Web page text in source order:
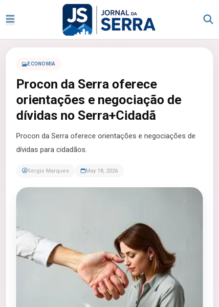
ECONOMIA
Procon da Serra oferece
orientações e negociação de
dívidas no Serra+Cidadã
Procon da Serra oferece orientações e negociações de
dívidas para cidadãos.
Sergio Marques May 18, 2026